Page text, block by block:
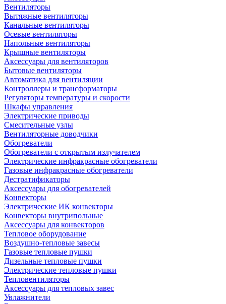
Вентиляторы
Вытяжные вентиляторы
Канальные вентиляторы
Осевые вентиляторы
Напольные вентиляторы
Крышные вентиляторы
Аксессуары для вентиляторов
Бытовые вентиляторы
Автоматика для вентиляции
Контроллеры и трансформаторы
Регуляторы температуры и скорости
Шкафы управления
Электрические приводы
Смесительные узлы
Вентиляторные доводчики
Обогреватели
Обогреватели с открытым излучателем
Электрические инфракрасные обогреватели
Газовые инфракрасные обогреватели
Дестратификаторы
Аксессуары для обогревателей
Конвекторы
Электрические ИК конвекторы
Конвекторы внутрипольные
Аксессуары для конвекторов
Тепловое оборудование
Воздушно-тепловые завесы
Газовые тепловые пушки
Дизельные тепловые пушки
Электрические тепловые пушки
Тепловентиляторы
Аксессуары для тепловых завес
Увлажнители